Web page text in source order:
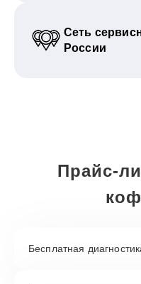
Сеть
России
Прайс-
Бесплатная